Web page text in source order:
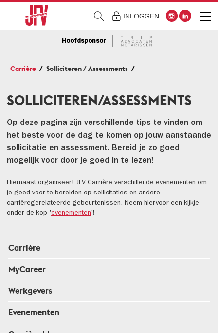
INLOGGEN
Hoofdsponsor
Carrière Solliciteren / Assessments
Carrière
MyCareer
Werkgevers
Evenementen
SOLLICITEREN/ASSESSMENTS
Op deze pagina zijn verschillende tips te vinden om
het beste voor de dag te komen op jouw aanstaande
sollicitatie en assessment. Bereid je zo goed
mogelijk voor door je goed in te lezen!
Hiernaast organiseert JFV Carrière verschillende evenementen om
je goed voor te bereiden op sollicitaties en andere
carrièregerelateerde gebeurtenissen. Neem hiervoor een kijkje
onder de kop 'evenementen'!